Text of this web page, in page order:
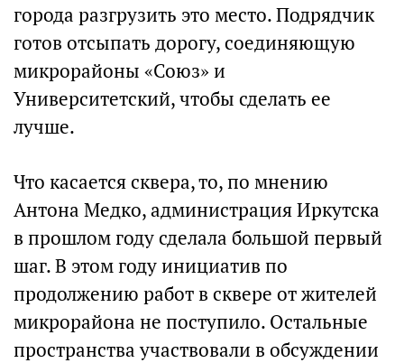
города разгрузить это место. Подрядчик
готов отсыпать дорогу, соединяющую
микрорайоны «Союз» и
Университетский, чтобы сделать ее
лучше.
Что касается сквера, то, по мнению
Антона Медко, администрация Иркутска
в прошлом году сделала большой первый
шаг. В этом году инициатив по
продолжению работ в сквере от жителей
микрорайона не поступило. Остальные
пространства участвовали в обсуждении